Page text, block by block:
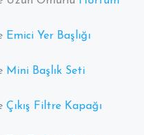
Emici Yer Başlığı
Mini Başlık Seti
Çıkış Filtre Kapağı